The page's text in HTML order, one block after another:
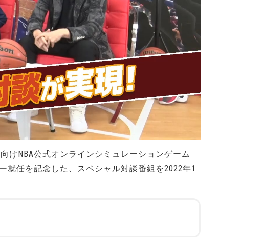
けNBA公式オンラインシミュレーションゲーム
就任を記念した、スペシャル対談番組を2022年1